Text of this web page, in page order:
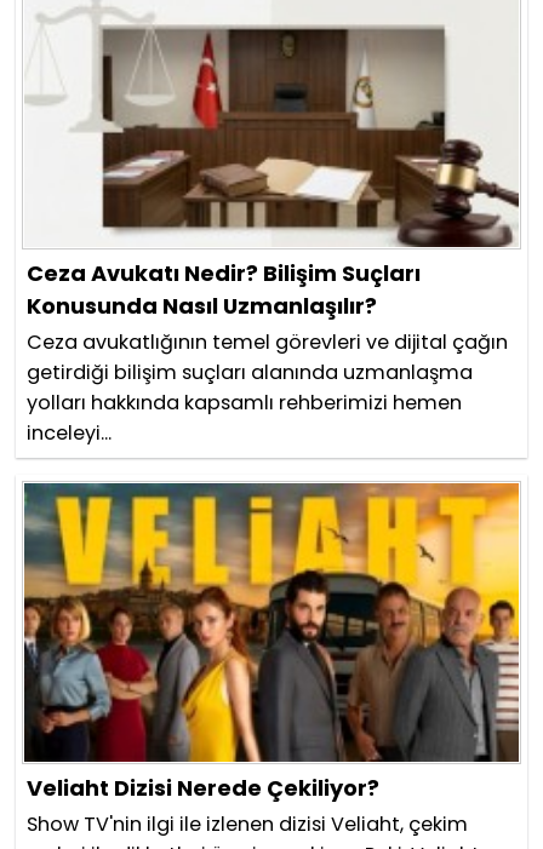
Ceza Avukatı Nedir? Bilişim Suçları
Konusunda Nasıl Uzmanlaşılır?
Ceza avukatlığının temel görevleri ve dijital çağın
getirdiği bilişim suçları alanında uzmanlaşma
yolları hakkında kapsamlı rehberimizi hemen
inceleyi...
Veliaht Dizisi Nerede Çekiliyor?
Show TV'nin ilgi ile izlenen dizisi Veliaht, çekim